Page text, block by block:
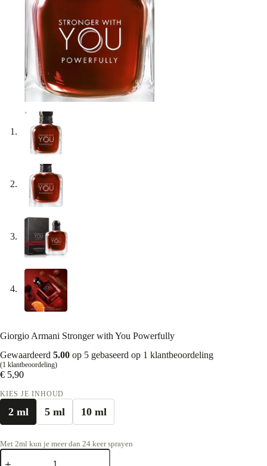
Giorgio Armani Stronger with You Powerfully
Gewaardeerd 5.00 op 5 gebaseerd op 1 klantbeoordeling
(1 klantbeoordeling)
€ 5,90
KIES JE INHOUD
2 ml 5 ml 10 ml
Met 2ml kun je meer dan 24 keer sprayen
Giorgio
Armani